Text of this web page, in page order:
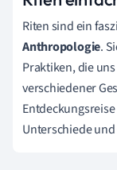
Riten sind ein
Anthropologie.
Praktiken, die
verschiedener
Unterschiede